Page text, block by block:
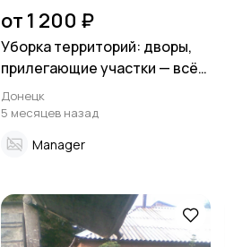
от 1 200 ₽
Уборка территорий: дворы,
прилегающие участки — всё
будет убрано.
Донецк
5 месяцев назад
Manager